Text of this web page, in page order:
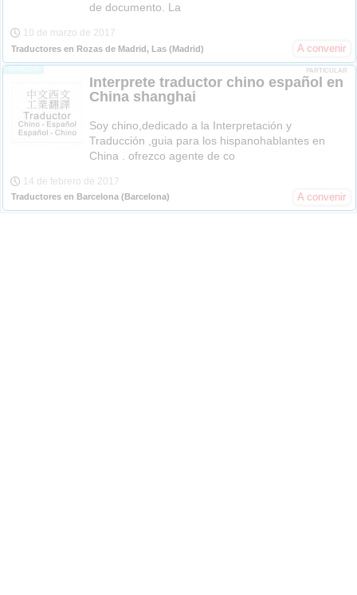
de documento. La
10 de marzo de 2017
Traductores en Rozas de Madrid, Las (Madrid) A convenir
PARTICULAR
Interprete traductor chino español en
China shanghai
Soy chino,dedicado a la Interpretación y
Traducción ,guia para los hispanohablantes en
China . ofrezco agente de co
14 de febrero de 2017
Traductores en Barcelona (Barcelona) A convenir